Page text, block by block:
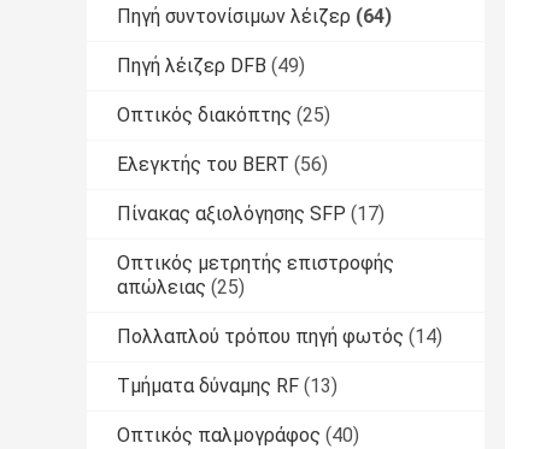
Πηγή συντονίσιμων λέιζερ (64)
Πηγή λέιζερ DFB (49)
Οπτικός διακόπτης (25)
Ελεγκτής του BERT (56)
Πίνακας αξιολόγησης SFP (17)
Οπτικός μετρητής επιστροφής
απώλειας (25)
Πολλαπλού τρόπου πηγή φωτός (14)
Τμήματα δύναμης RF (13)
Οπτικός παλμογράφος (40)